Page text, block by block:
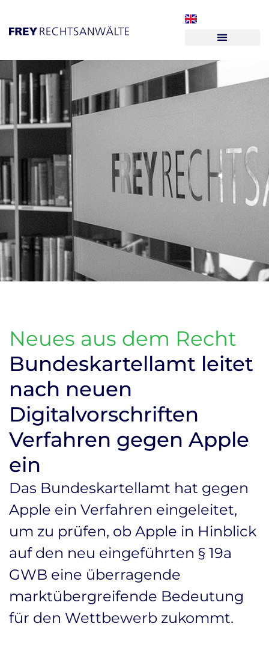
Neues aus dem Recht
Bundeskartellamt leitet
nach neuen
Digitalvorschriften
Verfahren gegen Apple
ein
Das Bundeskartellamt hat gegen
Apple ein Verfahren eingeleitet,
um zu prüfen, ob Apple in Hinblick
auf den neu eingeführten § 19a
GWB eine überragende
marktübergreifende Bedeutung
für den Wettbewerb zukommt.